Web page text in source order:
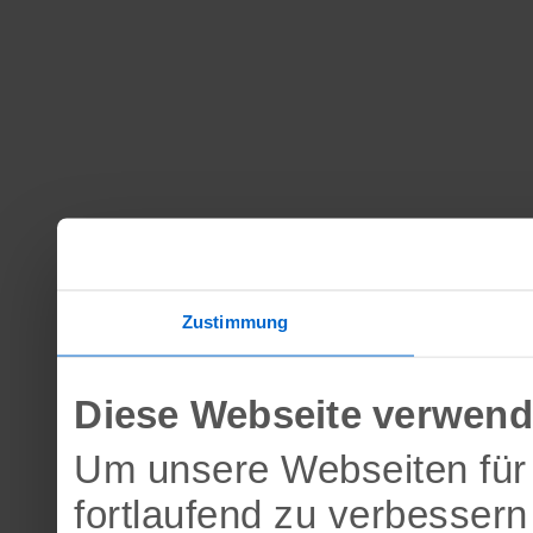
Zustimmung
Diese Webseite
Um unsere Webseiten
fortlaufend zu